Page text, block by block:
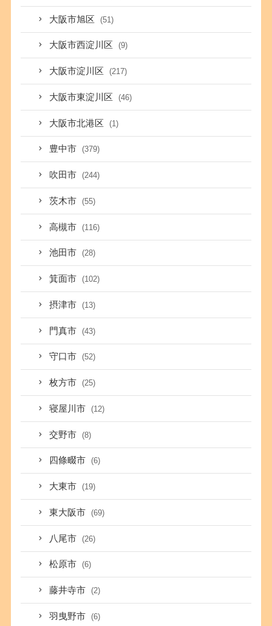
大阪市旭区 (51)
大阪市西淀川区 (9)
大阪市淀川区 (217)
大阪市東淀川区 (46)
大阪市北港区 (1)
豊中市 (379)
吹田市 (244)
茨木市 (55)
高槻市 (116)
池田市 (28)
箕面市 (102)
摂津市 (13)
門真市 (43)
守口市 (52)
枚方市 (25)
寝屋川市 (12)
交野市 (8)
四條畷市 (6)
大東市 (19)
東大阪市 (69)
八尾市 (26)
松原市 (6)
藤井寺市 (2)
羽曳野市 (6)